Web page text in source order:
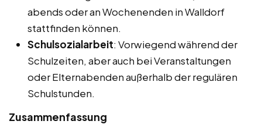
abends oder an Wochenenden in Walldorf
stattfinden können.
Schulsozialarbeit: Vorwiegend während der
Schulzeiten, aber auch bei Veranstaltungen
oder Elternabenden außerhalb der regulären
Schulstunden.
Zusammenfassung